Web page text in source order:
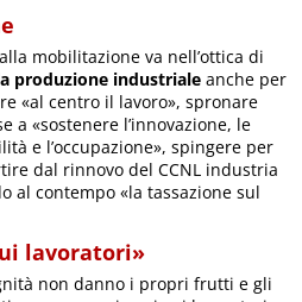
mobilitazione va nell’ottica di
produzione industriale anche per
«al centro il lavoro», spronare
a «sostenere l’innovazione, le
e l’occupazione», spingere per
dal rinnovo del CCNL industria
al contempo «la tassazione sul
lavoratori»
non danno i propri frutti e gli